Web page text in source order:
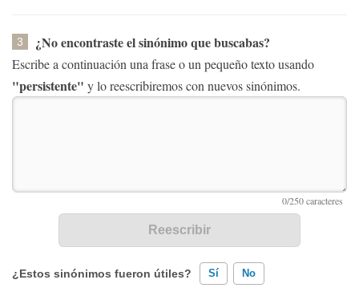
3 ¿No encontraste el sinónimo que buscabas?
Escribe a continuación una frase o un pequeño texto usando
"persistente" y lo reescribiremos con nuevos sinónimos.
¿Estos sinónimos fueron útiles? Sí No